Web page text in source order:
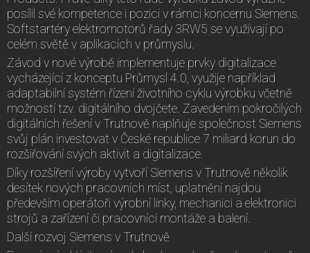
posílil své kompetence i pozici v rámci koncernu Siemens.
Softstartéry elektromotorů řady 3RW5 se využívají po
celém světě v aplikacích v průmyslu.
Závod v nové výrobě implementuje prvky digitalizace
vycházející z konceptu Průmysl 4.0, využije například
adaptabilní systém řízení životního cyklu výrobku včetně
možností tzv. digitálního dvojčete. Zavedením pokročilých
digitálních řešení v Trutnově naplňuje společnost Siemens
svůj plán investovat v České republice 7 miliard korun do
rozšiřování svých aktivit a digitalizace.
Díky rozšíření výroby vytvoří Siemens v Trutnově několik
desítek nových pracovních míst, uplatnění najdou
především operátoři výrobní linky, mechanici a elektronici
strojů a zařízení či pracovníci montáže a balení.
Další rozvoj Siemens v Trutnově